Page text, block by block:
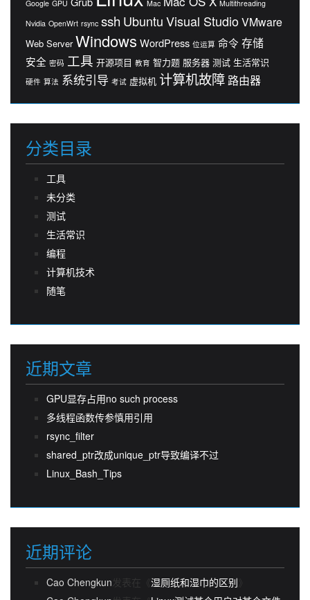
Google GPU Mac
Multithreading
Nvidia OpenWrt rsync ssh UbuntuVisual StudioVMware
Web Server Windows WordPress 位运算 命令 存储
安全 密码 工具 开源项目 教育 智力题 服务器 测试 生活常识
硬件 算法 系统引导 考试 虚拟机 计算机故障 路由器
分类目录
工具
未分类
测试
生活常识
编程
计算机技术
随笔
近期文章
GPU显存占用no such process
多线程函数传参慎用引用
rsync_filter
shared_ptr改成unique_ptr导致编译不过
Linux_Bash_Tips
近期评论
Cao Chengkun发表在《 湿厕纸和湿巾的区别